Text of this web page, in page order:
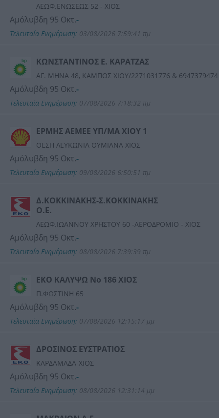
ΛΕΩΦ.ΕΝΩΣΕΩΣ 52 - ΧΙΟΣ
Αμόλυβδη 95 Οκτ.-
Τελευταία Ενημέρωση: 03/08/2026 7:59:41 πμ
ΚΩΝΣΤΑΝΤΙΝΟΣ Ε. ΚΑΡΑΤΖΑΣ
ΑΓ. ΜΗΝΑ 48, ΚΑΜΠΟΣ ΧΙΟΥ/2271031776 & 6947379474
Αμόλυβδη 95 Οκτ.-
Τελευταία Ενημέρωση: 07/08/2026 7:18:32 πμ
ΕΡΜΗΣ ΑΕΜΕΕ ΥΠ/ΜΑ ΧΙΟΥ 1
ΘΕΣΗ ΛΕΥΚΩΝΙΑ ΘΥΜΙΑΝΑ ΧΙΟΣ
Αμόλυβδη 95 Οκτ.-
Τελευταία Ενημέρωση: 09/08/2026 6:50:51 πμ
Δ.ΚΟΚΚΙΝΑΚΗΣ-Σ.ΚΟΚΚΙΝΑΚΗΣ
Ο.Ε.
ΛΕΩΦ.ΙΩΑΝΝΟΥ ΧΡΗΣΤΟΥ 60 -ΑΕΡΟΔΡΟΜΙΟ - ΧΙΟΣ
Αμόλυβδη 95 Οκτ.-
Τελευταία Ενημέρωση: 08/08/2026 7:39:39 πμ
ΕΚΟ ΚΑΛΥΨΩ Νο 186 ΧΙΟΣ
Π.ΦΩΣΤΙΝΗ 65
Αμόλυβδη 95 Οκτ.-
Τελευταία Ενημέρωση: 07/08/2026 12:15:17 μμ
ΔΡΟΣΙΝΟΣ ΕΥΣΤΡΑΤΙΟΣ
ΚΑΡΔΑΜΑΔΑ-ΧΙΟΣ
Αμόλυβδη 95 Οκτ.-
Τελευταία Ενημέρωση: 08/08/2026 12:31:14 μμ